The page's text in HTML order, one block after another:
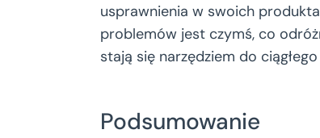
usprawnienia w swoich
problemów jest czymś, co
stają się narzędziem do
Podsumowanie